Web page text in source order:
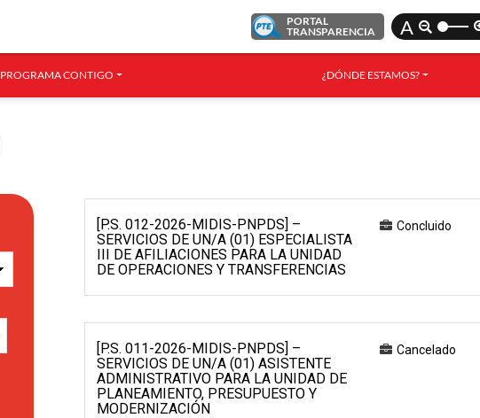
PORTAL
TRANSPARENCIA
A
PROGRAMA CONTIGO ¿DÓNDE ESTAMOS?
[P.S. 012-2026-MIDIS-PNPDS] –
SERVICIOS DE UN/A (01) ESPECIALISTA
III DE AFILIACIONES PARA LA UNIDAD
DE OPERACIONES Y TRANSFERENCIAS
Concluido
[P.S. 011-2026-MIDIS-PNPDS] –
SERVICIOS DE UN/A (01) ASISTENTE
ADMINISTRATIVO PARA LA UNIDAD DE
PLANEAMIENTO, PRESUPUESTO Y
MODERNIZACIÓN
Cancelado